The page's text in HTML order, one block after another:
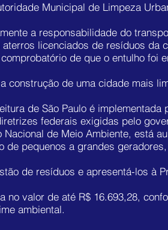
Municipal de Limpeza
a responsabilidade do
licenciados de resíduos da
de que o entulho foi
construção de uma cidade mais
de São Paulo é implementada
federais exigidas pelo
de Meio Ambiente, está
de pequenos a grandes
de resíduos e apresentá-los à
valor de até R$ 16.693,28,
ambiental.